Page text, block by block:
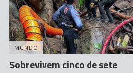
MUNDO
Sobrevivem cinco de sete